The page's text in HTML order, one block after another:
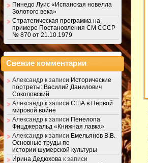
Пинедо Луис «Испанская новелла
Золотого века»
Стратегическая программа на
примере Постановления СМ СССР
№ 870 от 21.10.1979
Свежие комментарии
Александр к записи Исторические
портреты: Василий Данилович
Соколовский
Александр к записи США в Первой
мировой войне
Александр к записи Пенелопа
Фицджеральд «Книжная лавка»
Александр к записи Емельянов В.В.
Основные труды по
истории шумерской культуры
Ирина Дедюхова к записи